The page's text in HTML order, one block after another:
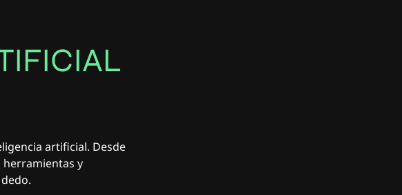
ING
artificial. Desde
herramientas y